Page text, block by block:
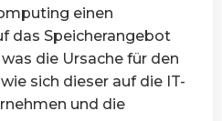
einen
das Speicherangebot
die Ursache für den
sich dieser auf die IT-
und die